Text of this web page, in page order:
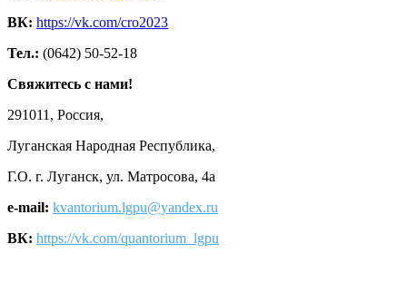
ВК: https://vk.com/cro2023
Тел.: (0642) 50-52-18
Свяжитесь с нами!
291011, Россия,
Луганская Народная Республика,
Г.О. г. Луганск, ул. Матросова, 4а
e-mail: kvantorium.lgpu@yandex.ru
ВК: https://vk.com/quantorium_lgpu